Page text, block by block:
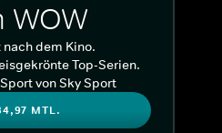
WOW
dem Kino.
Top-Serien.
von Sky Sport
MTL.